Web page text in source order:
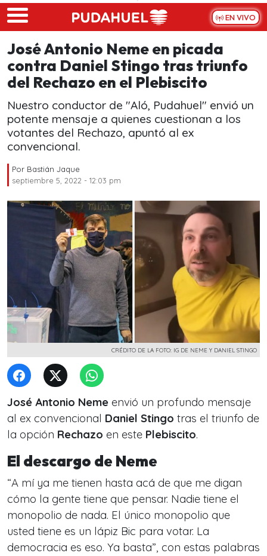
Skip to main content
EN VIVO
José Antonio Neme en picada
contra Daniel Stingo tras triunfo
del Rechazo en el Plebiscito
Nuestro conductor de "Aló, Pudahuel" envió un
potente mensaje a quienes cuestionan a los
votantes del Rechazo, apuntó al ex
convencional.
Por Bastián Jaque
septiembre 5, 2022 - 12:03 pm
CRÉDITO DE LA FOTO: IG DE NEME Y DANIEL STINGO
José Antonio Neme envió un profundo mensaje
al ex convencional Daniel Stingo tras el triunfo de
la opción Rechazo en este Plebiscito.
El descargo de Neme
“A mí ya me tienen hasta acá de que me digan
cómo la gente tiene que pensar. Nadie tiene el
monopolio de nada. El único monopolio que
usted tiene es un lápiz Bic para votar. La
democracia es eso. Ya basta”, con estas palabras